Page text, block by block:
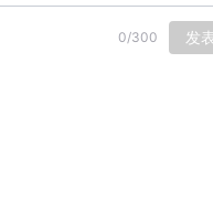
0/300 发